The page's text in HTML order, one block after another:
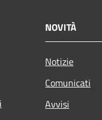
NOVITÀ
Notizie
Comunicati
Avvisi